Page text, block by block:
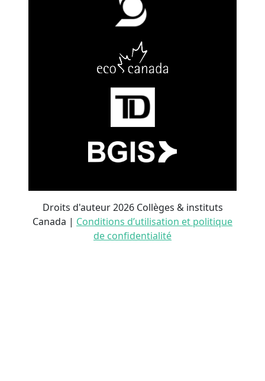
Droits d'auteur 2026 Collèges & instituts
Canada | Conditions d’utilisation et politique
de confidentialité